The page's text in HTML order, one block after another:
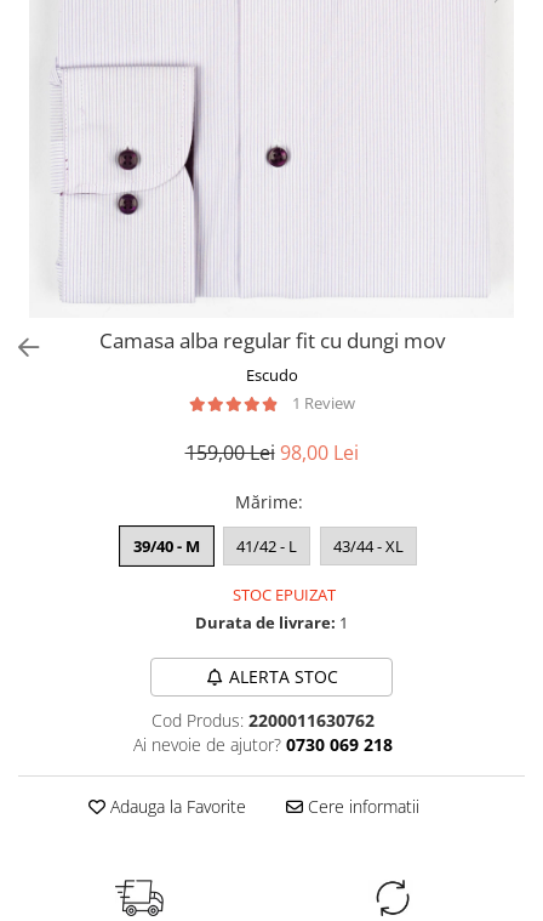
Camasa alba regular fit cu dungi mov
Escudo
1 Review
159,00 Lei 98,00 Lei
Mărime:
39/40 - M 41/42 - L 43/44 - XL
STOC EPUIZAT
Durata de livrare: 1
ALERTA STOC
Cod Produs: 2200011630762
Ai nevoie de ajutor? 0730 069 218
Adauga la Favorite Cere informatii